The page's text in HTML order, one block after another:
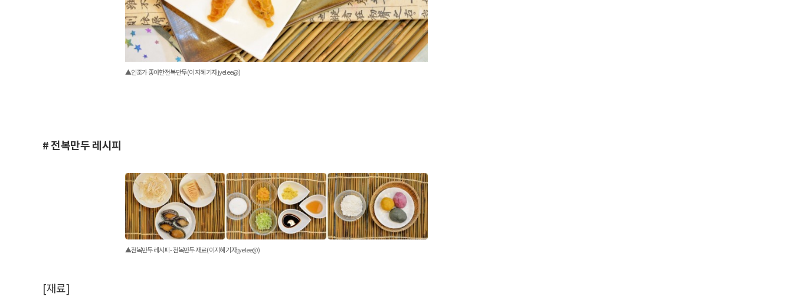
▲인조가 좋아한 전복만두 (이지혜 기자 jyelee@)
# 전복만두 레시피
▲전복만두 레시피 - 전복만두 재료 (이지혜 기자 jyelee@)
[재료]